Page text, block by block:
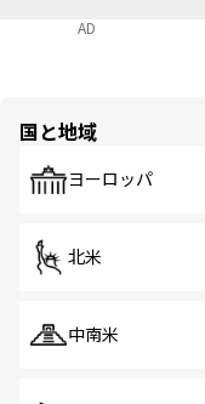
AD
国と地域
ヨーロッパ
北米
中南米